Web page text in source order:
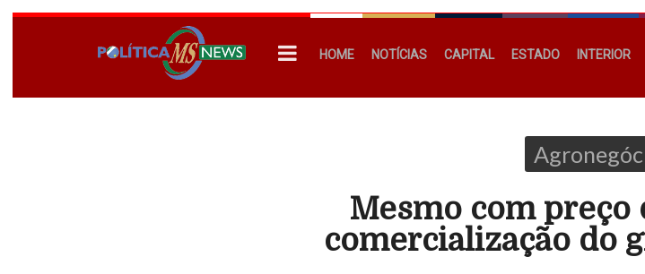
HOME NOTÍCIAS CAPITAL ESTADO INTERIOR
Mesmo com preço
comercialização do